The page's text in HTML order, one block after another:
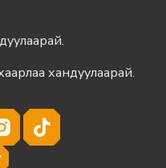
хандуулаарай.